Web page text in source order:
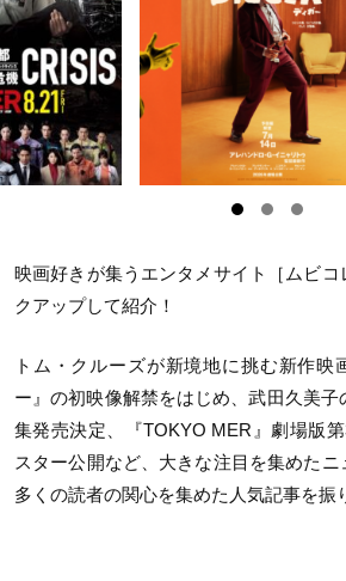
映画好きが集うエンタメサイト［ムビコ
クアップして紹介！
トム・クルーズが新境地に挑む新作映
ー』の初映像解禁をはじめ、武田久美子
集発売決定、『TOKYO MER 』劇場版第
スター公開など、大きな注目を集めたニ
多くの読者の関心を集めた人気記事を振